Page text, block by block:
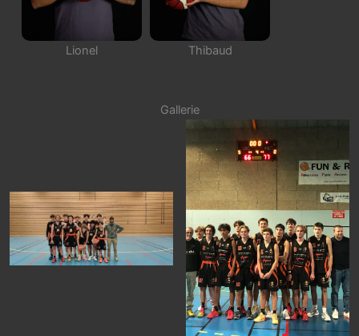
Lionel Thibaud
Gallerie